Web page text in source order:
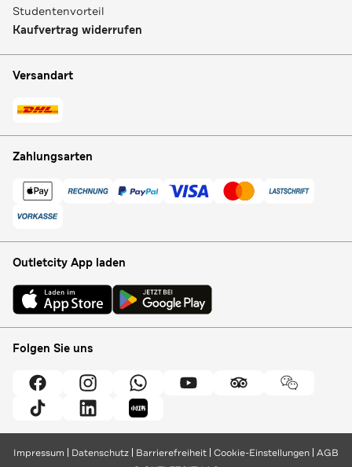
Studentenvorteil
Kaufvertrag widerrufen
Versandart
Zahlungsarten
Outletcity App laden
Folgen Sie uns
Impressum Datenschutz Barrierefreiheit Cookie-Einstellungen AGB